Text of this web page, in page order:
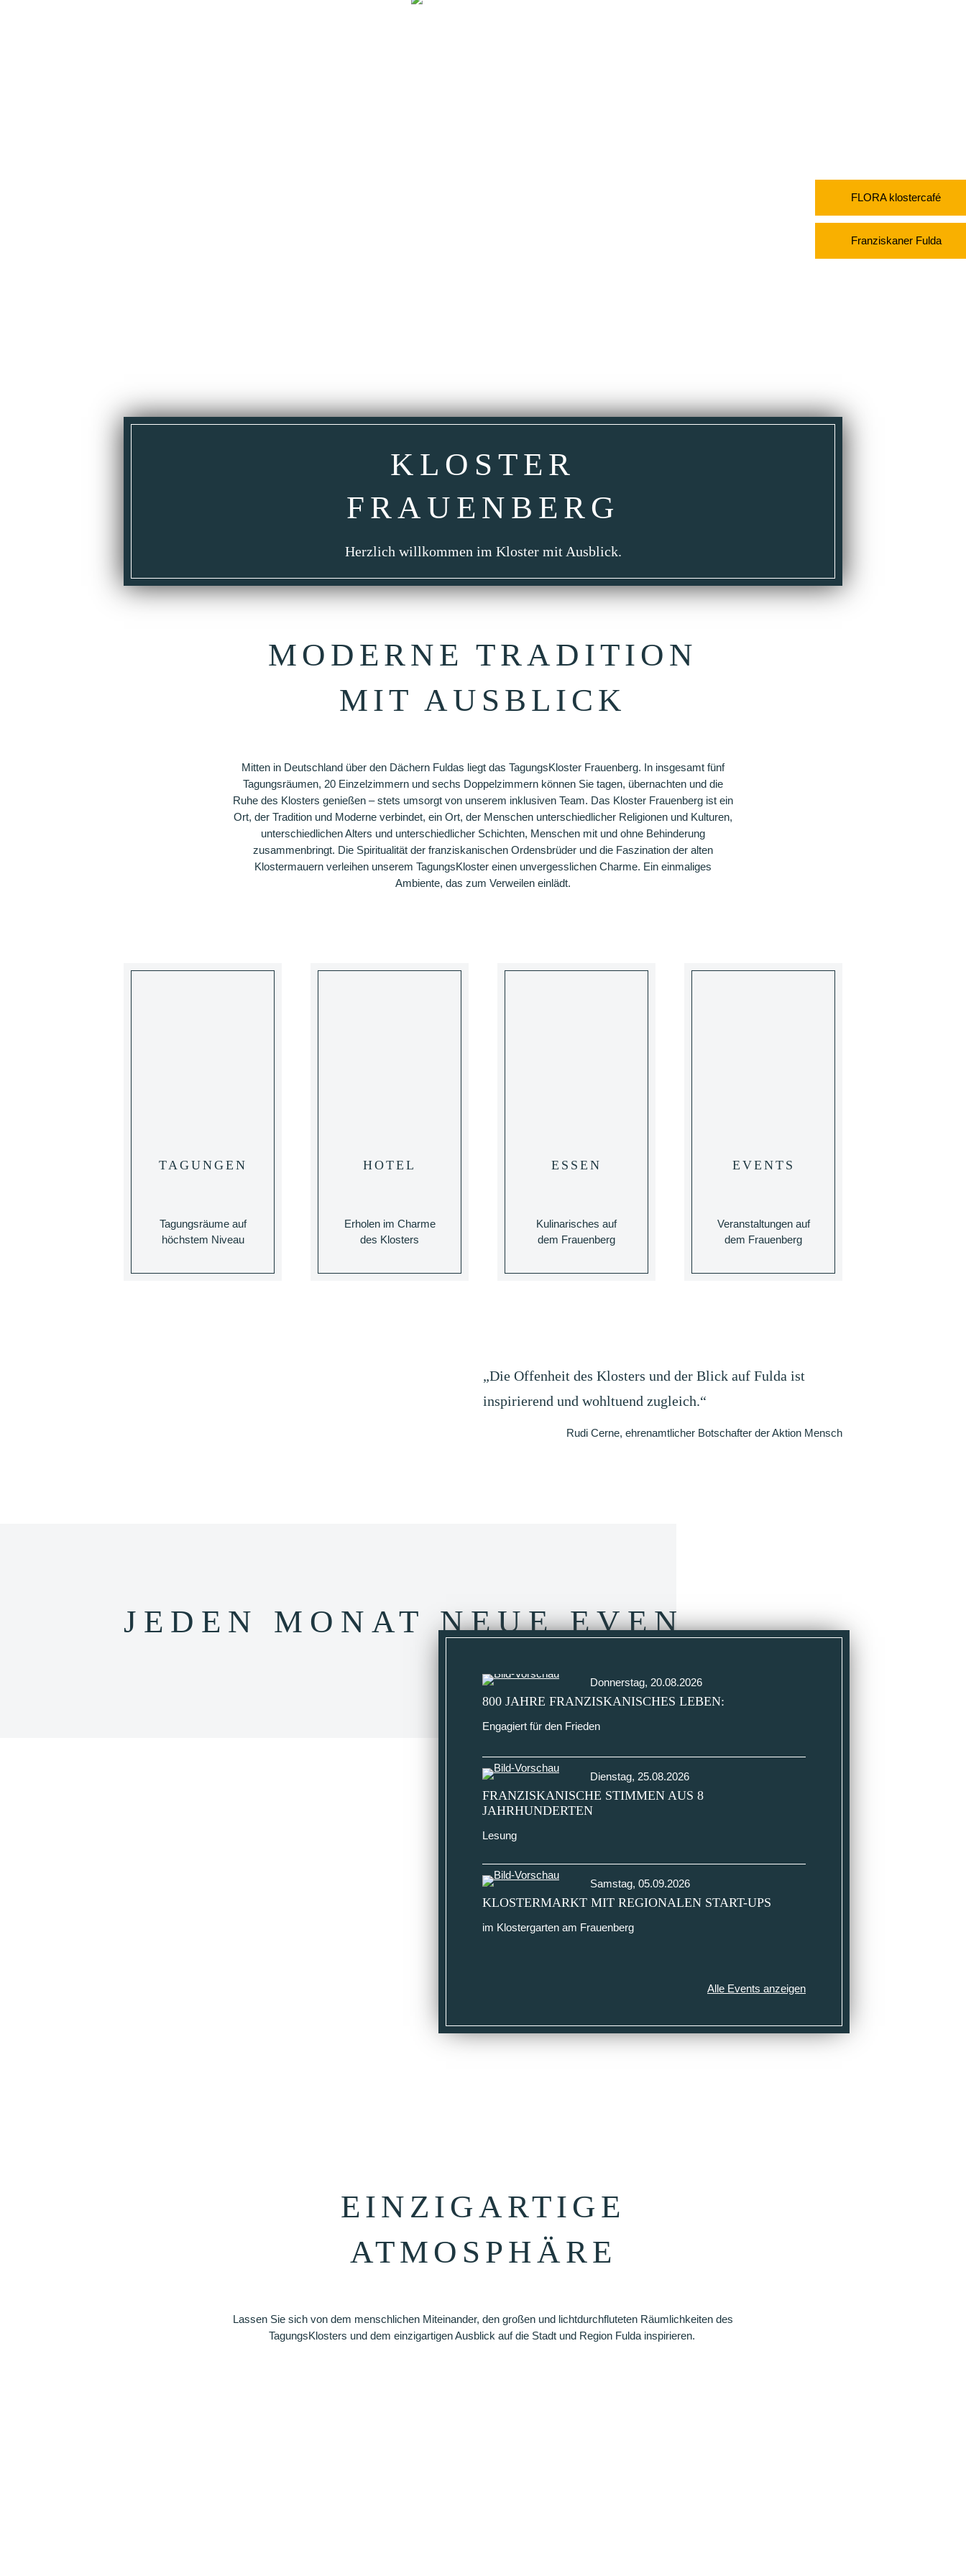
FLORA klostercafé
Franziskaner Fulda
KLOSTER
FRAUEN­BERG
Herzlich willkommen im Kloster mit Ausblick.
MODERNE TRADITION
MIT AUSBLICK
Mitten in Deutschland über den Dächern Fuldas liegt das TagungsKloster Frauenberg. In insgesamt fünf
Tagungsräumen, 20 Einzelzimmern und sechs Doppelzimmern können Sie tagen, übernachten und die
Ruhe des Klosters genießen – stets umsorgt von unserem inklusiven Team. Das Kloster Frauenberg ist ein
Ort, der Tradition und Moderne verbindet, ein Ort, der Menschen unterschiedlicher Religionen und Kulturen,
unterschiedlichen Alters und unterschiedlicher Schichten, Menschen mit und ohne Behinderung
zusammenbringt. Die Spiritualität der franziskanischen Ordensbrüder und die Faszination der alten
Klostermauern verleihen unserem TagungsKloster einen unvergesslichen Charme. Ein einmaliges
Ambiente, das zum Verweilen einlädt.
TAGUNGEN
Tagungsräume auf
höchstem Niveau
HOTEL
Erholen im Charme
des Klosters
ESSEN
Kulinarisches auf
dem Frauenberg
EVENTS
Veranstaltungen auf
dem Frauenberg
„Die Offenheit des Klosters und der Blick auf Fulda ist
inspirierend und wohltuend zugleich.“
Rudi Cerne, ehrenamtlicher Botschafter der Aktion Mensch
JEDEN MONAT NEUE EVENTS
Donnerstag, 20.08.2026
800 JAHRE FRANZISKANISCHES LEBEN:
Engagiert für den Frieden
Dienstag, 25.08.2026
FRANZISKANISCHE STIMMEN AUS 8
JAHRHUNDERTEN
Lesung
Samstag, 05.09.2026
KLOSTERMARKT MIT REGIONALEN START-UPS
im Klostergarten am Frauenberg
Alle Events anzeigen
EINZIG­ARTIGE
ATMOS­PHÄRE
Lassen Sie sich von dem menschlichen Miteinander, den großen und lichtdurchfluteten Räumlichkeiten des
TagungsKlosters und dem einzigartigen Ausblick auf die Stadt und Region Fulda inspirieren.